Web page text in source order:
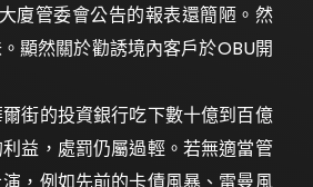
廈管委會公告的報表還簡陋。然
顯然關於勸誘境內客戶於OBU開
街的投資銀行吃下數十億到百億
益，處罰仍屬過輕。若無適當管
，例如先前的卡債風暴、雷曼風